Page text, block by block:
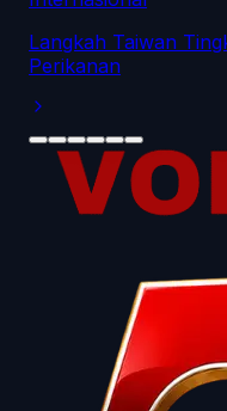
Langkah Taiwan
Perikanan